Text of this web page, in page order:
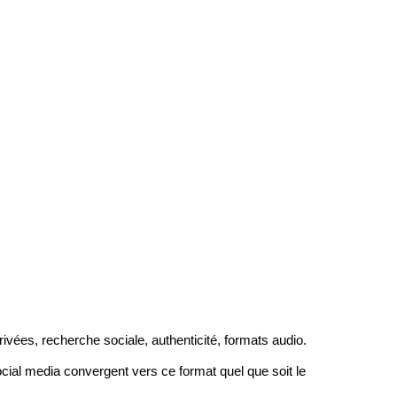
recherche sociale, authenticité, formats audio.
media convergent vers ce format quel que soit le